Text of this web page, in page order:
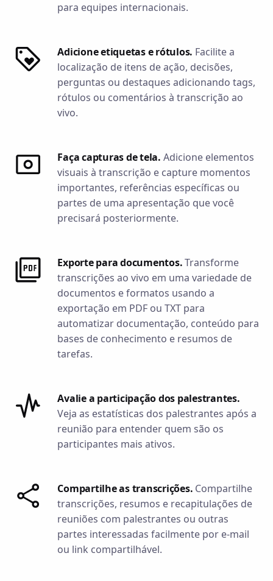
para equipes internacionais.
Adicione etiquetas e rótulos. Facilite a
localização de itens de ação, decisões,
perguntas ou destaques adicionando tags,
rótulos ou comentários à transcrição ao
vivo.
Faça capturas de tela. Adicione elementos
visuais à transcrição e capture momentos
importantes, referências específicas ou
partes de uma apresentação que você
precisará posteriormente.
Exporte para documentos.Transforme
transcrições ao vivo em uma variedade de
documentos e formatos usando a
exportação em PDF ou TXT para
automatizar documentação, conteúdo para
bases de conhecimento e resumos de
tarefas.
Avalie a participação dos palestrantes.
Veja as estatísticas dos palestrantes após a
reunião para entender quem são os
participantes mais ativos.
Compartilhe as transcrições. Compartilhe
transcrições, resumos e recapitulações de
reuniões com palestrantes ou outras
partes interessadas facilmente por e-mail
ou link compartilhável.